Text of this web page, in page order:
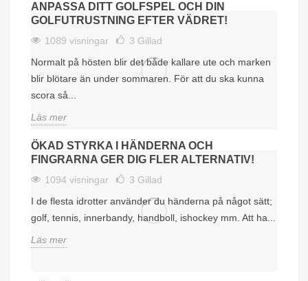
ANPASSA DITT GOLFSPEL OCH DIN
GOLFUTRUSTNING EFTER VÄDRET!
1089 visningar 3 Gillad
Normalt på hösten blir det både kallare ute och marken
blir blötare än under sommaren. För att du ska kunna
scora så...
Läs mer
ÖKAD STYRKA I HÄNDERNA OCH
FINGRARNA GER DIG FLER ALTERNATIV!
1094 visningar 3 Gillad
I de flesta idrotter använder du händerna på något sätt;
golf, tennis, innerbandy, handboll, ishockey mm. Att ha...
Läs mer